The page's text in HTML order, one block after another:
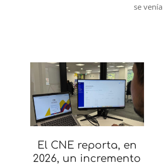
se
El CNE reporta, en
2026, un incremento